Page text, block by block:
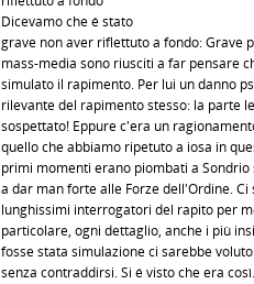
Dicevamo che é stato
grave non aver riflettuto a fondo: Grave
mass-media sono riusciti a far pensare
simulato il rapimento. Per lui un danno
rilevante del rapimento stesso: la parte
sospettato! Eppure c'era un
quello che abbiamo ripetuto a iosa in
primi momenti erano piombati a
a dar man forte alle Forze dell'Ordine. Ci
lunghissimi interrogatori del rapito per
particolare, ogni dettaglio, anche i più
fosse stata simulazione ci sarebbe
senza contraddirsi. Si é visto che era così.